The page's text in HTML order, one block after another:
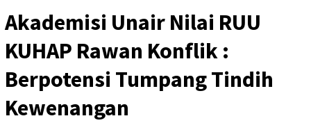
Akademisi Unair Nilai RUU
KUHAP Rawan Konflik :
Berpotensi Tumpang Tindih
Kewenangan